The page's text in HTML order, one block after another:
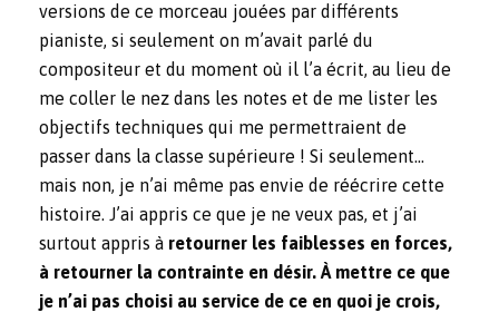
versions de ce morceau jouées par différents
pianiste, si seulement on m’avait parlé du
compositeur et du moment où il l’a écrit, au lieu de
me coller le nez dans les notes et de me lister les
objectifs techniques qui me permettraient de
passer dans la classe supérieure ! Si seulement…
mais non, je n’ai même pas envie de réécrire cette
histoire. J’ai appris ce que je ne veux pas, et j’ai
surtout appris à retourner les faiblesses en forces,
à retourner la contrainte en désir. À mettre ce que
je n’ai pas choisi au service de ce en quoi je crois,